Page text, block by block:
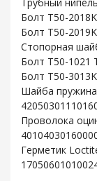
Болт T50-
Болт T50-
Стопорная
Болт T50-1021
Болт T50-
Шайба
Проволока
Герметик